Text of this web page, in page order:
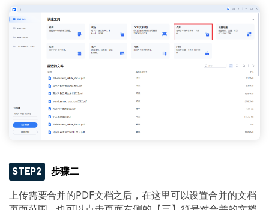
STEP2 步骤二
上传需要合并的PDF文档之后，在这里可以设置合并的文档